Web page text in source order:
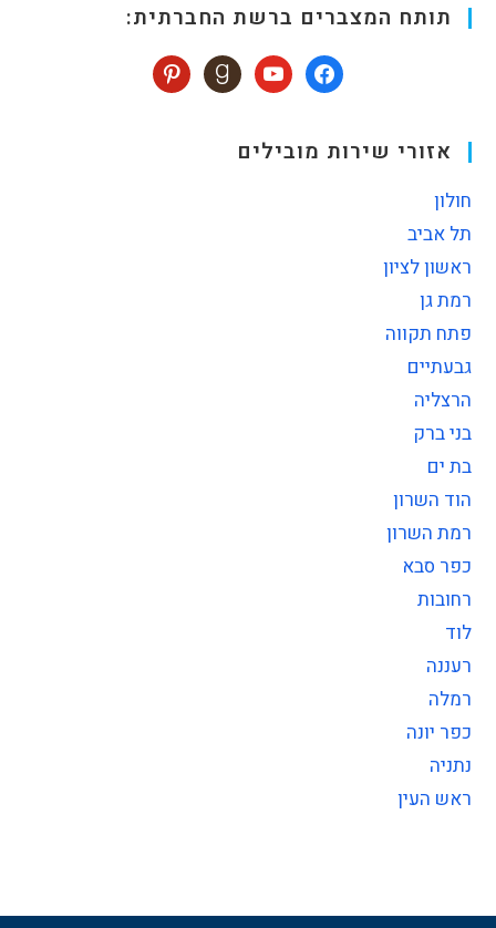
תותח המצברים ברשת החברתית:
אזורי שירות מובילים
חולון
תל אביב
ראשון לציון
רמת גן
פתח תקווה
גבעתיים
הרצליה
בני ברק
בת ים
הוד השרון
רמת השרון
כפר סבא
רחובות
לוד
רעננה
רמלה
כפר יונה
נתניה
ראש העין